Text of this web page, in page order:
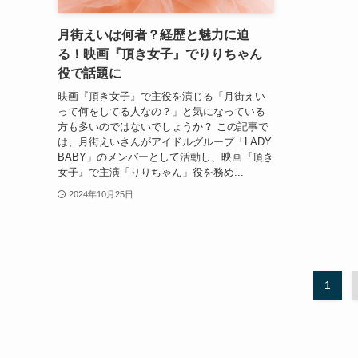
月街えいは何者？経歴と魅力に迫
る！映画『頂き女子』でりりちゃん
役で話題に
映画『頂き女子』で主役を演じる「月街えい
って何をしてる人なの？」と気になっている
方も多いのではないでしょうか？ この記事で
は、月街えいさんがアイドルグループ「LADY
BABY」のメンバーとして活動し、映画『頂き
女子』で主演「りりちゃん」役を務め...
2024年10月25日
1